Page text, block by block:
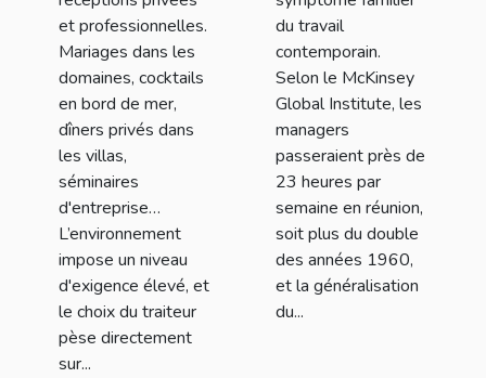
et professionnelles.
Mariages dans les
domaines, cocktails
en bord de mer,
dîners privés dans
les villas,
séminaires
d'entreprise…
L’environnement
impose un niveau
d'exigence élevé, et
le choix du traiteur
pèse directement
sur...
du travail
contemporain.
Selon le McKinsey
Global Institute, les
managers
passeraient près de
23 heures par
semaine en réunion,
soit plus du double
des années 1960,
et la généralisation
du...